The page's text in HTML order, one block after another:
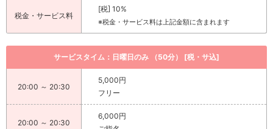
税金・サービス料
[税] 10%
※税金・サービス料は上記金額に含まれます
サービスタイム：日曜日のみ （50分） [税・サ込]
20:00 ～ 20:30
5,000円
フリー
20:00 ～ 20:30
6,000円